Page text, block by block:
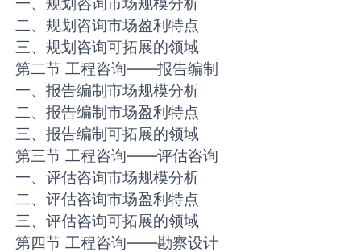
二、规划咨询市场盈利特点
三、规划咨询可拓展的领域
第二节 工程咨询——报告编制
一、报告编制市场规模分析
二、报告编制市场盈利特点
三、报告编制可拓展的领域
第三节 工程咨询——评估咨询
一、评估咨询市场规模分析
二、评估咨询市场盈利特点
三、评估咨询可拓展的领域
第四节 工程咨询——勘察设计